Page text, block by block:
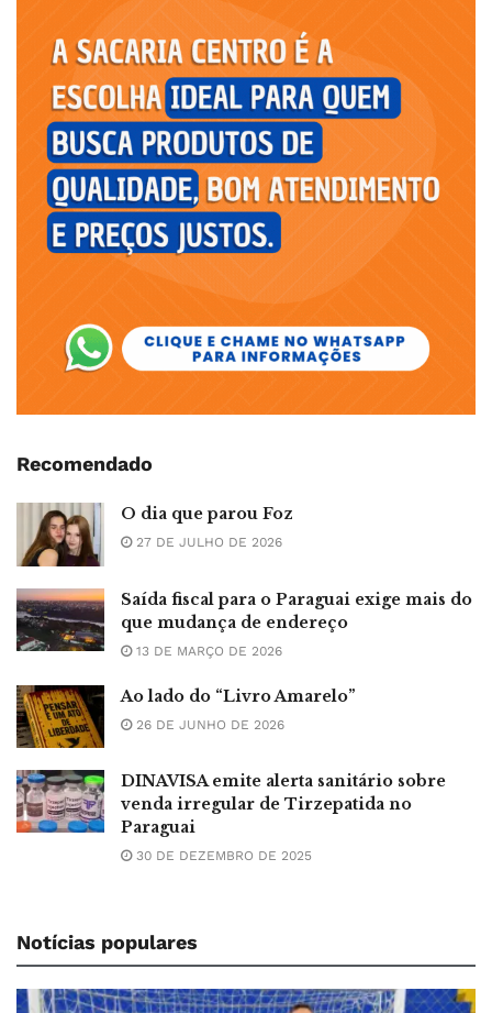
Recomendado
O dia que parou Foz
27 DE JULHO DE 2026
Saída fiscal para o Paraguai exige mais do
que mudança de endereço
13 DE MARÇO DE 2026
Ao lado do “Livro Amarelo”
26 DE JUNHO DE 2026
DINAVISA emite alerta sanitário sobre
venda irregular de Tirzepatida no
Paraguai
30 DE DEZEMBRO DE 2025
Notícias populares